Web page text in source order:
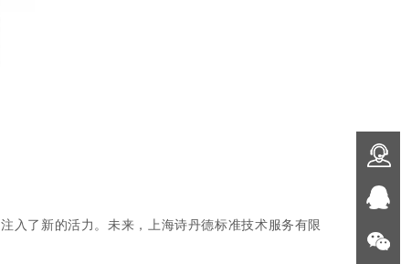
注入了新的活力 。未来，上海诗丹德标准技术服务有限